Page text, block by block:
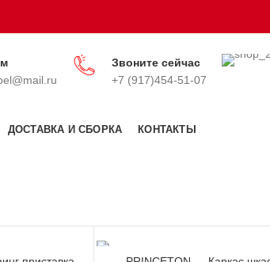
Звоните сейчас
+7 (917)454-51-07
ДОСТАВКА И СБОРКА КОНТАКТЫ